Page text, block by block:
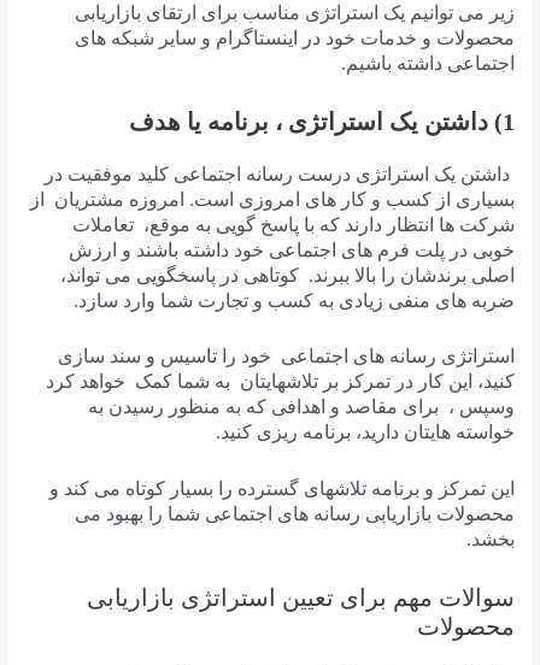
زیر می توانیم یک استراتژی مناسب برای ارتقای بازاریابی
محصولات و خدمات خود در اینستاگرام و سایر شبکه های
اجتماعی داشته باشیم.
1) داشتن یک استراتژی ، برنامه یا هدف
داشتن یک استراتژی درست رسانه اجتماعی کلید موفقیت در
بسیاری از کسب و کار های امروزی است. امروزه مشتریان از
شرکت ها انتظار دارند که با پاسخ گویی به موقع، تعاملات
خوبی در پلت فرم های اجتماعی خود داشته باشند و ارزش
اصلی برندشان را بالا ببرند. کوتاهی در پاسخگویی می تواند،
ضربه های منفی زیادی به کسب و تجارت شما وارد سازد.
استراتژی رسانه های اجتماعی خود را تاسیس و سند سازی
کنید، این کار در تمرکز بر تلاشهایتان به شما کمک خواهد کرد
وسپس ، برای مقاصد و اهدافی که به منظور رسیدن به
خواسته هایتان دارید، برنامه ریزی کنید.
این تمرکز و برنامه تلاشهای گسترده را بسیار کوتاه می کند و
محصولات بازاریابی رسانه های اجتماعی شما را بهبود می
بخشد.
سوالات مهم برای تعیین استراتژی بازاریابی
محصولات